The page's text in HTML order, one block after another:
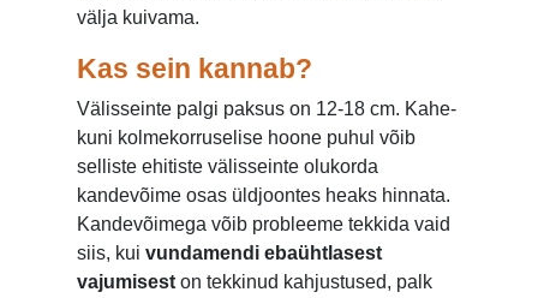
välja kuivama.
Kas sein kannab?
Välisseinte palgi paksus on 12-18 cm. Kahe-
kuni kolmekorruselise hoone puhul võib
selliste ehitiste välisseinte olukorda
kandevõime osas üldjoontes heaks hinnata.
Kandevõimega võib probleeme tekkida vaid
siis, kui vundamendi ebaühtlasest
vajumisest on tekkinud kahjustused, palk